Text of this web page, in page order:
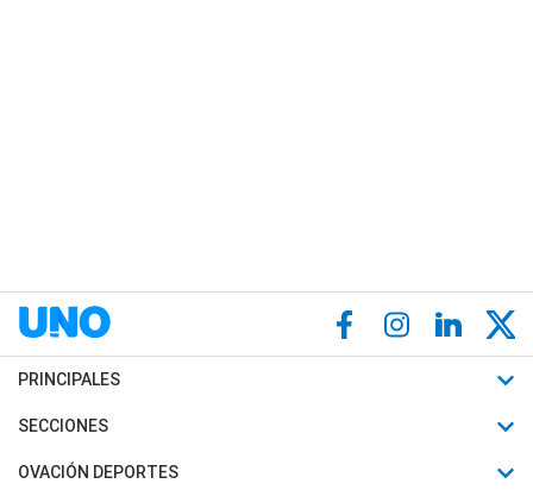
PRINCIPALES
Últimas Noticias
Política
SECCIONES
Horóscopo
OVACIÓN DEPORTES